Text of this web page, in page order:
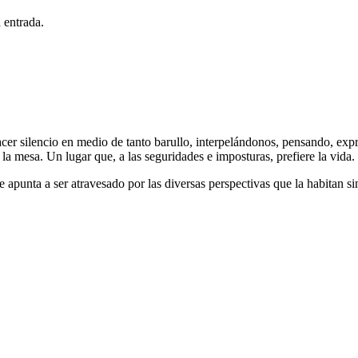
silencio en medio de tanto barullo, interpelándonos, pensando,
mesa. Un lugar que, a las seguridades e imposturas, prefiere la vida.
a ser atravesado por las diversas perspectivas que la